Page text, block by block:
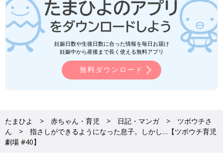
妊娠日数や生後日数に合った情報を毎日お届け
妊娠中から産後まで長く使える無料アプリ
無料ダウンロード
たまひよ 赤ちゃん・育児 日記・マンガ
ツボウチさ
ん
指さしができるようになった息子。しかし…【ツボウチ育児
劇場 #40】